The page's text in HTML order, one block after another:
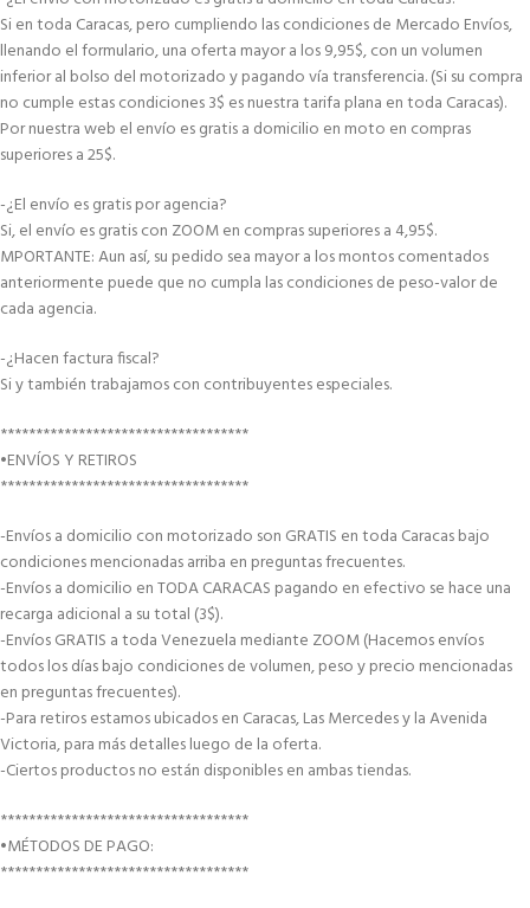
Si en toda Caracas, pero cumpliendo las condiciones de Mercado Envíos,
llenando el formulario, una oferta mayor a los 9,95$, con un volumen
inferior al bolso del motorizado y pagando vía transferencia. (Si su compra
no cumple estas condiciones 3$ es nuestra tarifa plana en toda Caracas).
Por nuestra web el envío es gratis a domicilio en moto en compras
superiores a 25$.
-¿El envío es gratis por agencia?
Si, el envío es gratis con ZOOM en compras superiores a 4,95$.
MPORTANTE: Aun así, su pedido sea mayor a los montos comentados
anteriormente puede que no cumpla las condiciones de peso-valor de
cada agencia.
-¿Hacen factura fiscal?
Si y también trabajamos con contribuyentes especiales.
***********************************
•ENVÍOS Y RETIROS
***********************************
-Envíos a domicilio con motorizado son GRATIS en toda Caracas bajo
condiciones mencionadas arriba en preguntas frecuentes.
-Envíos a domicilio en TODA CARACAS pagando en efectivo se hace una
recarga adicional a su total (3$).
-Envíos GRATIS a toda Venezuela mediante ZOOM (Hacemos envíos
todos los días bajo condiciones de volumen, peso y precio mencionadas
en preguntas frecuentes).
-Para retiros estamos ubicados en Caracas, Las Mercedes y la Avenida
Victoria, para más detalles luego de la oferta.
-Ciertos productos no están disponibles en ambas tiendas.
***********************************
•MÉTODOS DE PAGO:
***********************************